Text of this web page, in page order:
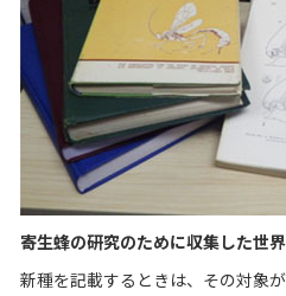
寄生蜂の研究のために収集した世
新種を記載するときは、その対象